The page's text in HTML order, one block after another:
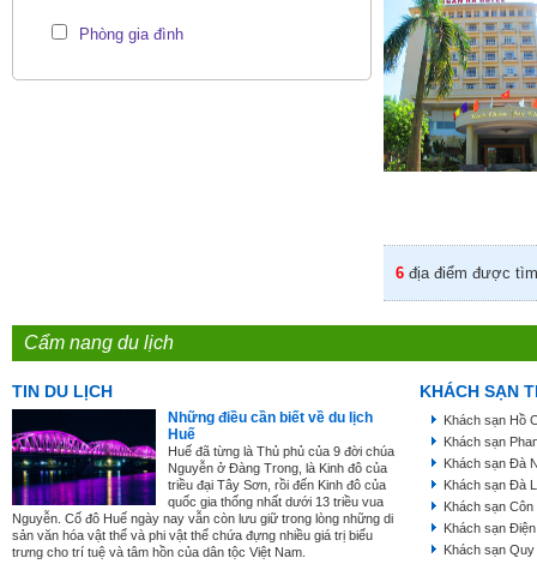
Phòng gia đình
6 địa điểm được
Cẩm nang du lịch
TIN DU LỊCH
Những điều cần biết về du lịch
Huế
Huế đã từng là Thủ phủ của 9 đời chúa
Nguyễn ở Đàng Trong, là Kinh đô của
triều đại Tây Sơn, rồi đến Kinh đô của
quốc gia thống nhất dưới 13 triều vua
Nguyễn. Cố đô Huế ngày nay vẫn còn lưu giữ trong lòng những di
sản văn hóa vật thể và phi vật thể chứa đựng nhiều giá trị biểu
trưng cho trí tuệ và tâm hồn của dân tộc Việt Nam.
KHÁCH SẠN
Khách sạn Hồ
Khách sạn
Khách sạn Đà
Khách sạn Đà
Khách sạn
Khách sạn
Khách sạn